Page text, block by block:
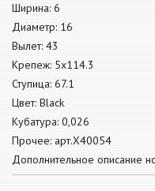
Ширина: 6
Диаметр: 16
Вылет: 43
Крепеж: 5x114.3
Ступица: 67.1
Цвет: Black
Кубатура: 0,026
Прочее: арт.X40054
Дополнительное описание